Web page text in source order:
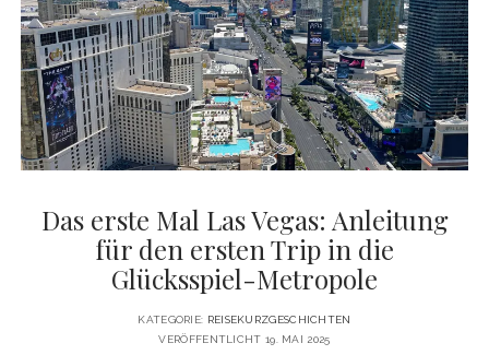
Das erste Mal Las Vegas: Anleitung
für den ersten Trip in die
Glücksspiel-Metropole
KATEGORIE: REISEKURZGESCHICHTEN
VERÖFFENTLICHT 19. MAI 2025